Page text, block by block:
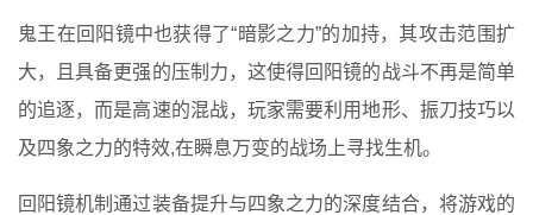
鬼王在回阳镜中也获得了“暗影之力”的加持，其攻击范围扩
大，且具备更强的压制力，这使得回阳镜的战斗不再是简单
的追逐，而是高速的混战，玩家需要利用地形、振刀技巧以
及四象之力的特效,在瞬息万变的战场上寻找生机。
回阳镜机制通过装备提升与四象之力的深度结合，将游戏的